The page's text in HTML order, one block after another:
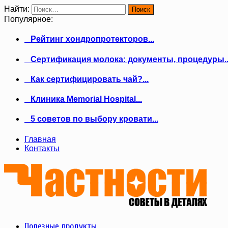
Найти:
Популярное:
Рейтинг хондропротекторов...
Сертификация молока: документы,
Как сертифицировать чай?...
Клиника Memorial Hospital...
5 советов по выбору кровати...
Главная
Контакты